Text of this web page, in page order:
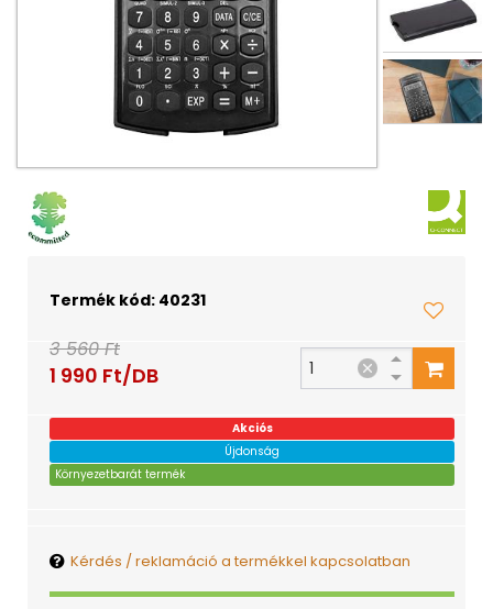
Termék kód: 40231
3 560 Ft
1 990 Ft/DB
Akciós
Újdonság
Környezetbarát termék
Kérdés / reklamáció a termékkel kapcsolatban